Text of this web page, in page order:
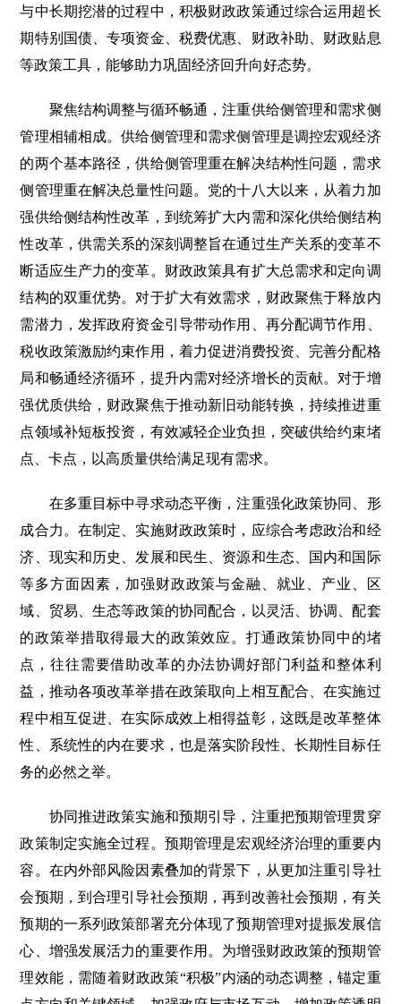
与中长期挖潜的过程中，积极财政政策通过综合运用超长
期特别国债、专项资金、税费优惠、财政补助、财政贴息
等政策工具，能够助力巩固经济回升向好态势。
聚焦结构调整与循环畅通，注重供给侧管理和需求侧
管理相辅相成。供给侧管理和需求侧管理是调控宏观经济
的两个基本路径，供给侧管理重在解决结构性问题，需求
侧管理重在解决总量性问题。党的十八大以来，从着力加
强供给侧结构性改革，到统筹扩大内需和深化供给侧结构
性改革，供需关系的深刻调整旨在通过生产关系的变革不
断适应生产力的变革。财政政策具有扩大总需求和定向调
结构的双重优势。对于扩大有效需求，财政聚焦于释放内
需潜力，发挥政府资金引导带动作用、再分配调节作用、
税收政策激励约束作用，着力促进消费投资、完善分配格
局和畅通经济循环，提升内需对经济增长的贡献。对于增
强优质供给，财政聚焦于推动新旧动能转换，持续推进重
点领域补短板投资，有效减轻企业负担，突破供给约束堵
点、卡点，以高质量供给满足现有需求。
在多重目标中寻求动态平衡，注重强化政策协同、形
成合力。在制定、实施财政政策时，应综合考虑政治和经
济、现实和历史、发展和民生、资源和生态、国内和国际
等多方面因素，加强财政政策与金融、就业、产业、区
域、贸易、生态等政策的协同配合，以灵活、协调、配套
的政策举措取得最大的政策效应。打通政策协同中的堵
点，往往需要借助改革的办法协调好部门利益和整体利
益，推动各项改革举措在政策取向上相互配合、在实施过
程中相互促进、在实际成效上相得益彰，这既是改革整体
性、系统性的内在要求，也是落实阶段性、长期性目标任
务的必然之举。
协同推进政策实施和预期引导，注重把预期管理贯穿
政策制定实施全过程。预期管理是宏观经济治理的重要内
容。在内外部风险因素叠加的背景下，从更加注重引导社
会预期，到合理引导社会预期，再到改善社会预期，有关
预期的一系列政策部署充分体现了预期管理对提振发展信
心、增强发展活力的重要作用。为增强财政政策的预期管
理效能，需随着财政政策“积极”内涵的动态调整，锚定重